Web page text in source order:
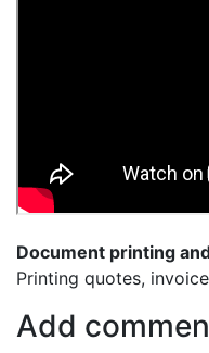
Document printing
Printing quotes,
Add